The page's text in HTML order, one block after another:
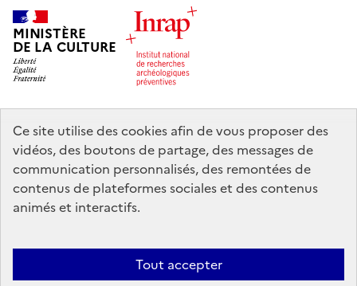
Ce site utilise des cookies afin de vous proposer des
vidéos, des boutons de partage, des messages de
communication personnalisés, des remontées de
contenus de plateformes sociales et des contenus
animés et interactifs.
Tout accepter
MINISTÈRE
DE LA CULTURE
legifrance.gouv.fr
info.gouv.fr
service-public.gouv.fr
data.gouv.fr
Nous contacter Mentions légales
Accessibilité : partiellement
Politique d’utilisation des témoins de connexion (cookies)